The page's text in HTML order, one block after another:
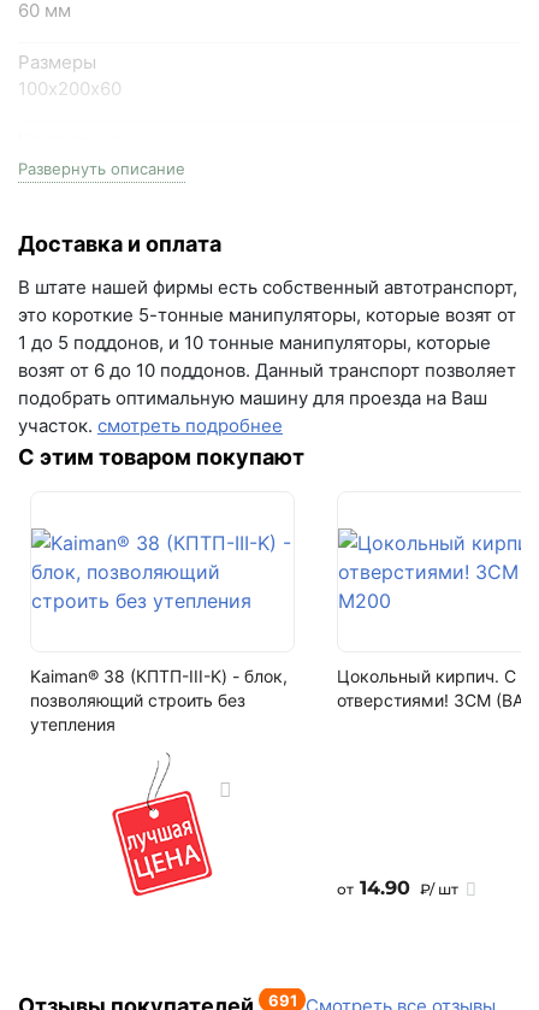
Написать в Telegram
(вывеска "Мир кирпича")
пн-пт с 9:00 до 18:00
+7 (846) 215-16-16
+7 (993) 993-77-22
Написать в МАКС
60 мм
Размеры
100х200х60
13.2 м2
светло-коричневый
Серия
Элайн
Вес поддона
2000 кг
Морозостойкость
Водопоглощение
не более 6%
Залог за поддоны
Кол-во поддонов в машине
10
Кол-во в машине
Развернуть описание
Доставка и оплата
В штате нашей фирмы есть собственный автотранспорт,
это короткие 5-тонные манипуляторы, которые возят от
1 до 5 поддонов, и 10 тонные манипуляторы, которые
возят от 6 до 10 поддонов. Данный транспорт позволяет
подобрать оптимальную машину для проезда на Ваш
участок. смотреть подробнее
С этим товаром покупают
Kaiman® 38 (КПТП-III-K) - блок,
позволяющий строить без
утепления
Цокольный кирпич. С
отверстиями! ЗСМ
от 14.90 ₽/ шт
691 Смотреть все отзывы